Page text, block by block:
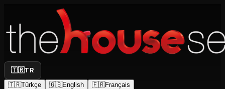
🇹🇷TR
🇹🇷Türkçe 🇬🇧English 🇫🇷Français